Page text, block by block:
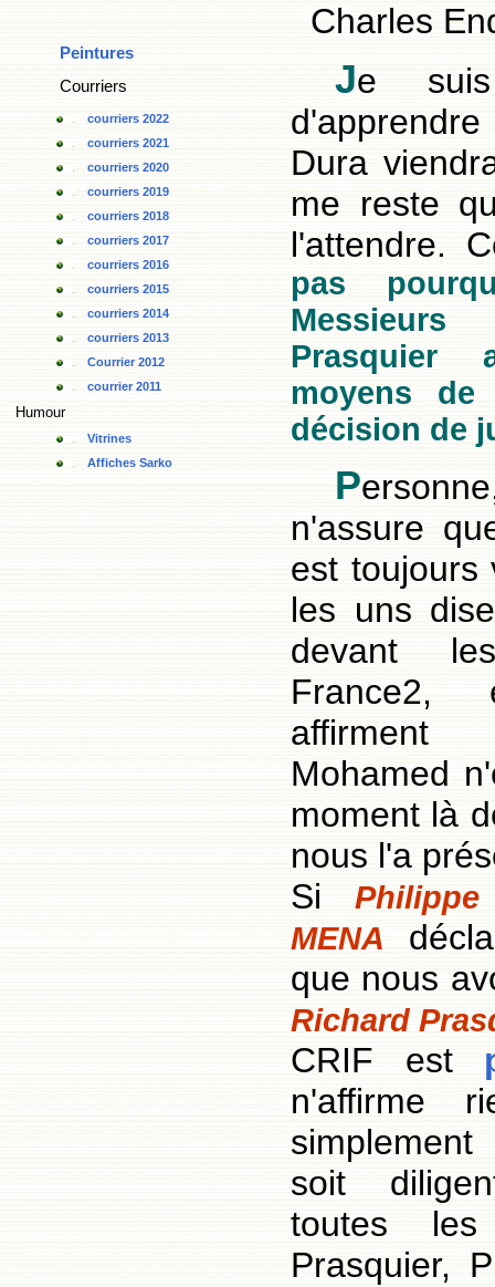
Peintures
Courriers
courriers 2022
courriers 2021
courriers 2020
courriers 2019
courriers 2018
courriers 2017
courriers 2016
courriers 2015
courriers 2014
courriers 2013
Courrier 2012
courrier 2011
Humour
Vitrines
Affiches Sarko
Charles
Je
Dura
me reste
l'attendre.
pas
Prasquier
moyens
décision de
P
n'assure
est toujours
les uns
devant
Mohamed
moment là
nous l'a
Si
MENA
que nous
Richard
CRIF est
n'affirme
soit
toutes
Prasquier,